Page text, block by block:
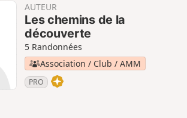
AUTEUR
Les chemins de la
découverte
5 Randonnées
Association / Club / AMM
PRO